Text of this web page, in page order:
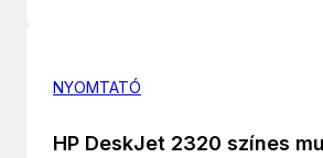
NYOMTATÓ
HP DeskJet 2320 színes